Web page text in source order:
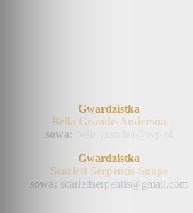
Gwardzistka
Bella Grande-Anderson
sowa:
Gwardzistka
Scarlett Serpentis-Snape
sowa: scarlettserpentis@gmail.com